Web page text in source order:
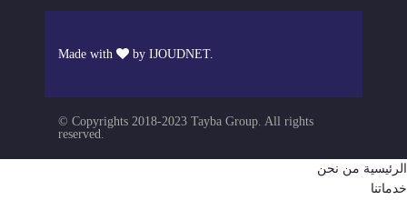
Made with by IJOUDNET.
© Copyrights 2018-2023 Tayba Group. All rights
reserved.
الرئيسية من نحن
خدماتنا